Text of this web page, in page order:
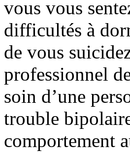
vous vous
difficultés à
de vous
professionnel
soin d’une
trouble
comportement